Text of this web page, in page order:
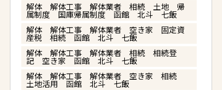
解体 解体工事 解体業者 相続 土地 帰
属制度 国庫帰属制度 函館 北斗 七飯
解体 解体工事 解体業者 空き家 固定資
産税 相続 函館 北斗 七飯
解体 解体工事 解体業者 相続 相続登
記 空き家 函館 北斗 七飯
解体 解体工事 解体業者 空き家 相続
土地活用 函館 北斗 七飯